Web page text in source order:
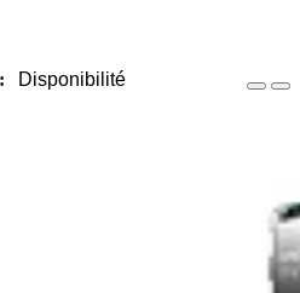
Disponibilité